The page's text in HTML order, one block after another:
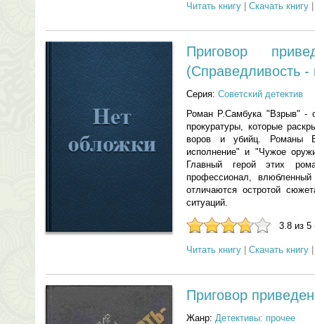
Читать книгу Скачать книгу
Приговор
(Справедливость
Серия: Советский детектив
Роман Р.Самбука "Взрыв" -
прокуратуры, которые
воров и убийц. Романы
исполнение" и "Чужое
Главный герой этих
профессионал,
отличаются остротой
ситуаций.
3.8 из 5
Читать книгу Скачать книгу
Приговор
Жанр: Детективы: прочее